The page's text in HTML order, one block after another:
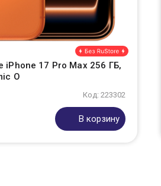
iPhone 17 Pro Max 256 ГБ,
O
Код: 223302
В корзину